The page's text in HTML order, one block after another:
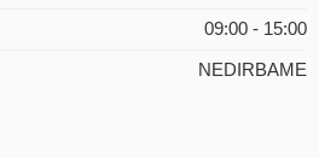
09:00 - 15:00
NEDIRBAME